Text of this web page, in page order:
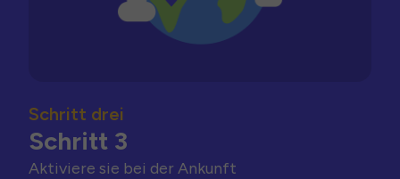
Schritt drei
Schritt 3
Aktiviere sie bei der Ankunft